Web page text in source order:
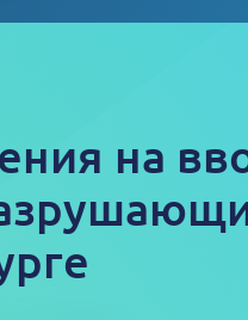
на